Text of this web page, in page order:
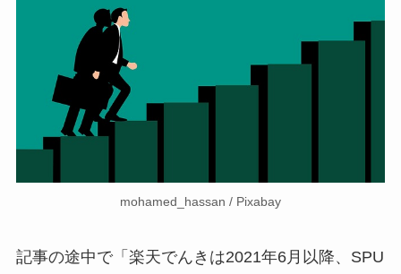
mohamed_hassan / Pixabay
記事の途中で「楽天でんきは2021年6月以降、SPU